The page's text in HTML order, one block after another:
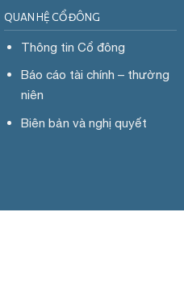
QUAN HỆ CỔ ĐÔNG
Thông tin Cổ đông
Báo cáo tài chính – thường
niên
Biên bản và nghị quyết